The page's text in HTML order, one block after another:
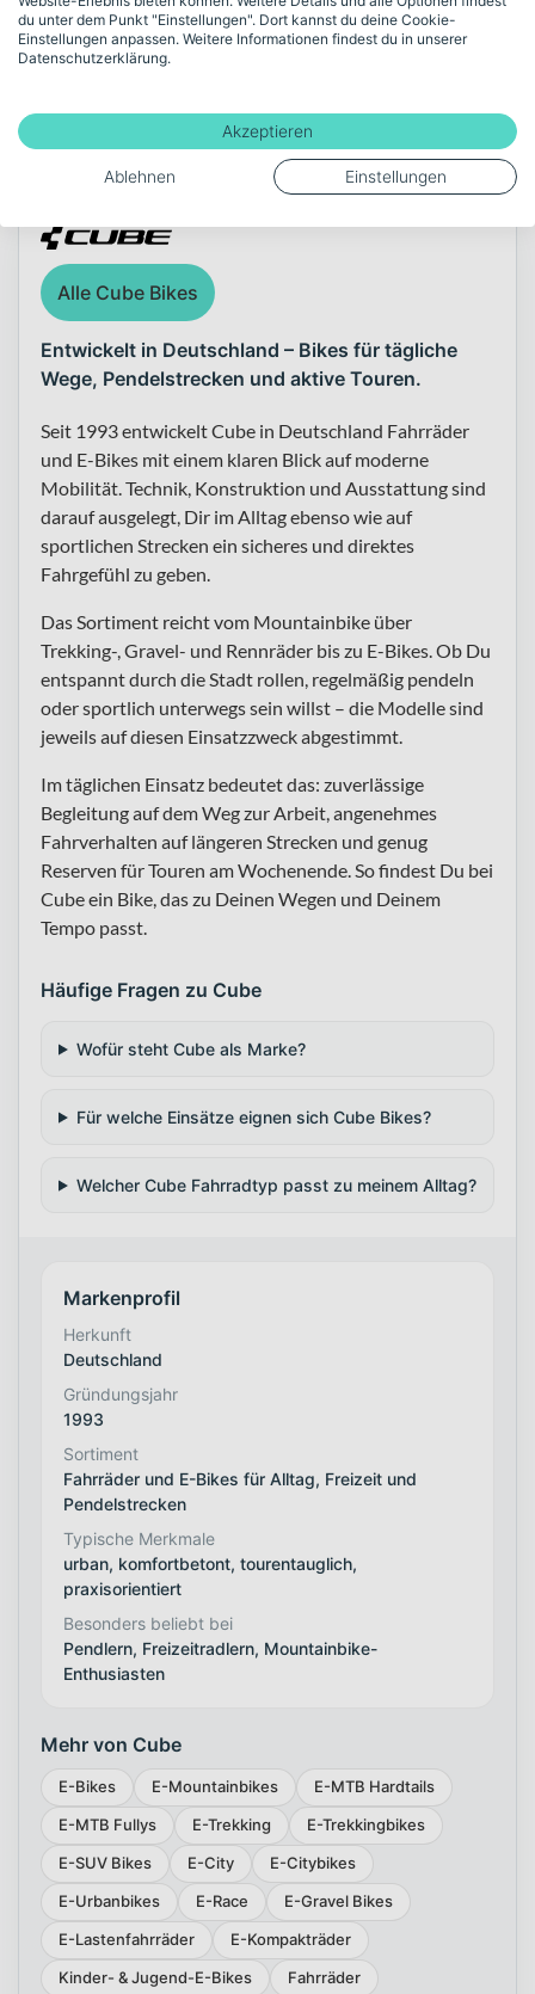
Mehr anzeigen
Über die Marke Cube
Alle Cube Bikes
Entwickelt in Deutschland – Bikes für tägliche
Wege, Pendelstrecken und aktive Touren.
Seit 1993 entwickelt Cube in Deutschland Fahrräder
und E-Bikes mit einem klaren Blick auf moderne
Mobilität. Technik, Konstruktion und Ausstattung sind
darauf ausgelegt, Dir im Alltag ebenso wie auf
sportlichen Strecken ein sicheres und direktes
Fahrgefühl zu geben.
Das Sortiment reicht vom Mountainbike über
Trekking-, Gravel- und Rennräder bis zu E-Bikes. Ob Du
entspannt durch die Stadt rollen, regelmäßig pendeln
oder sportlich unterwegs sein willst – die Modelle sind
jeweils auf diesen Einsatzzweck abgestimmt.
Im täglichen Einsatz bedeutet das: zuverlässige
Begleitung auf dem Weg zur Arbeit, angenehmes
Fahrverhalten auf längeren Strecken und genug
Reserven für Touren am Wochenende. So findest Du bei
Cube ein Bike, das zu Deinen Wegen und Deinem
Tempo passt.
Häufige Fragen zu Cube
Wofür steht Cube als Marke?
Für welche Einsätze eignen sich Cube Bikes?
Welcher Cube Fahrradtyp passt zu meinem Alltag?
Markenprofil
Herkunft
Deutschland
Gründungsjahr
1993
Sortiment
Fahrräder und E-Bikes für Alltag, Freizeit und
Pendelstrecken
Typische Merkmale
urban, komfortbetont, tourentauglich,
praxisorientiert
Besonders beliebt bei
Pendlern, Freizeitradlern, Mountainbike-
Enthusiasten
Mehr von Cube
E-Bikes E-Mountainbikes
E-MTB Hardtails
E-MTB Fullys
E-Trekking
E-Trekkingbikes
E-SUV Bikes
E-City
E-Citybikes
E-Urbanbikes
E-Race
E-Gravel Bikes
E-Lastenfahrräder
E-Kompakträder
Kinder- & Jugend-E-Bikes
Fahrräder
du unter dem Punkt "Einstellungen". Dort kannst du deine Cookie-
Einstellungen anpassen. Weitere Informationen findest du in unserer
Datenschutzerklärung.
Akzeptieren
Ablehnen Einstellungen